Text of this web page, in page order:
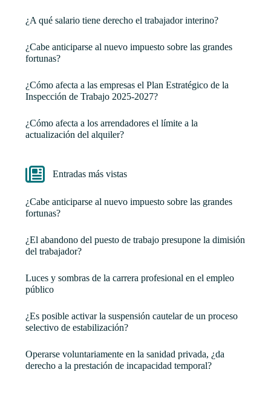
¿A qué salario tiene derecho el trabajador interino?
¿Cabe anticiparse al nuevo impuesto sobre las grandes
fortunas?
¿Cómo afecta a las empresas el Plan Estratégico de la
Inspección de Trabajo 2025-2027?
¿Cómo afecta a los arrendadores el límite a la
actualización del alquiler?
Entradas más vistas
¿Cabe anticiparse al nuevo impuesto sobre las grandes
fortunas?
¿El abandono del puesto de trabajo presupone la dimisión
del trabajador?
Luces y sombras de la carrera profesional en el empleo
público
¿Es posible activar la suspensión cautelar de un proceso
selectivo de estabilización?
Operarse voluntariamente en la sanidad privada, ¿da
derecho a la prestación de incapacidad temporal?